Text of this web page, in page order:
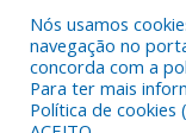
Todos os direitos
Nós usamos
navegação no
concorda com a
Para ter mais
Política de cookies (